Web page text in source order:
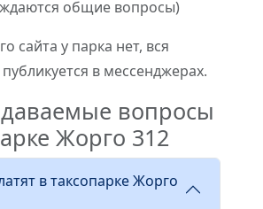
общие вопросы)
сайта у парка нет, вся
в мессенджерах.
вопросы
Жорго 312
в таксопарке Жорго